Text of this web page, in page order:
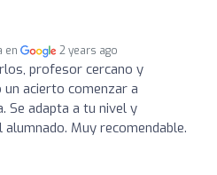
en 2 years ago
profesor cercano y
acierto comenzar a
Se adapta a tu nivel y
Muy recomendable.